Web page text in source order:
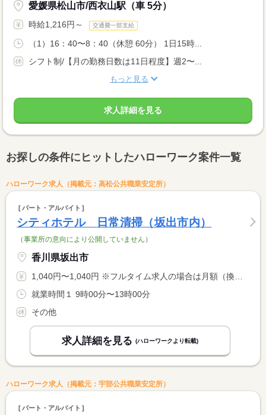
愛媛県松山市/西衣山駅（車 5分）
時給1,216円～ 交通費一部支給
（1）16：40〜8：40（休憩 60分） 1日15時...
シフト制/【月の勤務日数は11日程度】週2〜...
もっと見る
求人詳細を見る
お探しの条件にヒットしたハローワーク案件一覧
ハローワーク求人（掲載元：高松公共職業安定所）
パート・アルバイト
シティホテル 日常清掃（坂出市内）
（事業所の意向により公開していません）
香川県坂出市
1,040円〜1,040円 ※フルタイム求人の場合は月額（換算額）、パート求人の場合は時間額を表示しています。
就業時間１ 9時00分〜13時00分
その他
求人詳細を見る (ハローワークより転載)
ハローワーク求人（掲載元：宇部公共職業安定所）
パート・アルバイト